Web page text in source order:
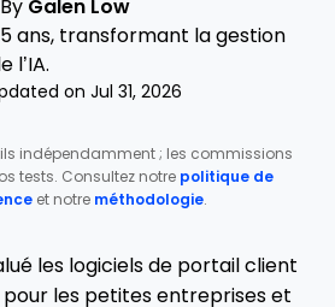
By Galen Low
ans, transformant la gestion
l’IA.
on Jul 31, 2026
indépendamment ; les commissions
tests. Consultez notre politique de
et notre méthodologie.
les logiciels de portail client
pour les petites entreprises et